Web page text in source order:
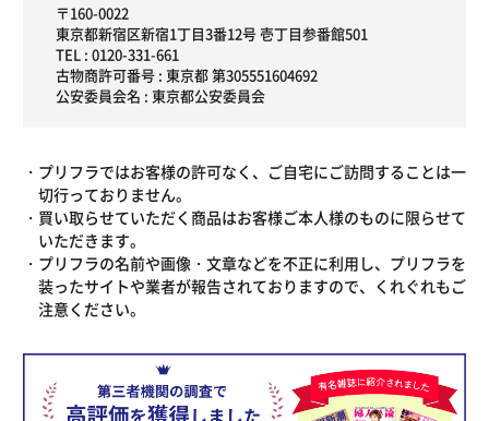
〒160-0022
東京都新宿区新宿1丁目3番12号 壱丁目参番館501
TEL : 0120-331-661
古物商許可番号 : 東京都 第305551604692
公安委員会名 : 東京都公安委員会
プリフラではお客様の許可なく、ご自宅にご訪問することは一
切行っておりません。
買い取らせていただく商品はお客様ご本人様のものに限らせて
いただきます。
プリフラの名前や画像・文章などを不正に利用し、プリフラを
装ったサイトや業者が報告されておりますので、くれぐれもご
注意ください。